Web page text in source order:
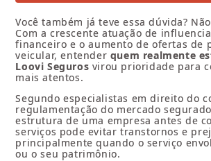
Você também já teve essa dúvida?
Com a crescente atuação de
financeiro e o aumento de ofertas de
veicular, entender quem realmente
Loovi Seguros virou prioridade para
mais atentos.
Segundo especialistas em direito do
regulamentação do mercado
estrutura de uma empresa antes de
serviços pode evitar transtornos e
principalmente quando o serviço
ou o seu patrimônio.